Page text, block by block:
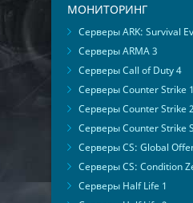
МОНИТОРИНГ
Серверы ARK: Survival
Серверы ARMA 3
Серверы Call of Duty 4
Серверы Counter Strike
Серверы Counter Strike 2
Серверы Counter Strike
Серверы CS: Global
Серверы CS: Condition
Серверы Half Life 1